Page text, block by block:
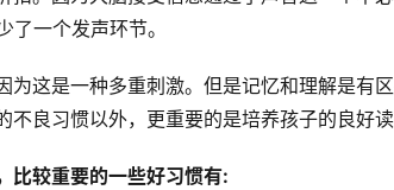
了一个发声环节。
为这是一种多重刺激。但是记忆和理解是有
良习惯以外，更重要的是培养孩子的良好
比较重要的一些好习惯有: